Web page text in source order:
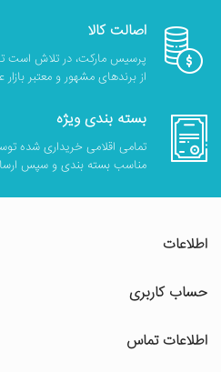
اصالت کالا
پرسیس مارکت، در تلاش است
از برندهای مشهور و معتبر
بسته بندی ویژه
تمامی اقلامی خریداری شده
مناسب بسته بندی و سپس
اطلاعات
حساب کاربری
اطلاعات تماس